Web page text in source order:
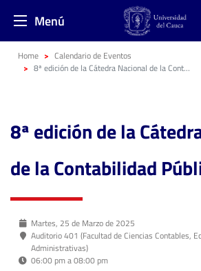
Menú
Home
Calendario de Eventos
8ª edición de la Cátedra Nacional de la Contabilidad Pública
8ª edición de la
de la Contabilidad
Martes, 25 de Marzo de 2025
Auditorio 401 (Facultad de Ciencias Contables,
Administrativas)
06:00 pm a 08:00 pm